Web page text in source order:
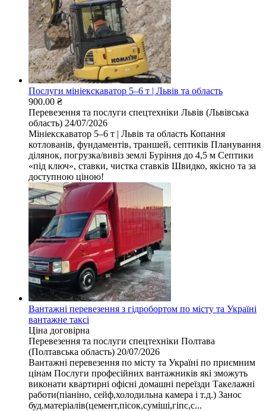
Послуги мініекскаватор 5–6 т | Львів та область
900.00 ₴
Перевезення та послуги спецтехніки Львів (Львівська
область) 24/07/2026
Мініекскаватор 5–6 т | Львів та область Копання
котлованів, фундаментів, траншей, септиків Планування
ділянок, погрузка/вивіз землі Буріння до 4,5 м Септики
«під ключ», ставки, чистка ставків Швидко, якісно та за
доступною ціною!
Вантажні перевезення з гідробортом по місту та Україні
вантажне таксі
Ціна договірна
Перевезення та послуги спецтехніки Полтава
(Полтавська область) 20/07/2026
Вантажні перевезення по місту та Україні по приємним
цінам Послуги професійних вантажників які зможуть
виконати квартирні офісні домашні переїзди Такелажні
работи(піаніно, сейф,холодильна камера і т.д.) Занос
буд.матеріалів(цемент,пісок,суміші,гіпс,с...